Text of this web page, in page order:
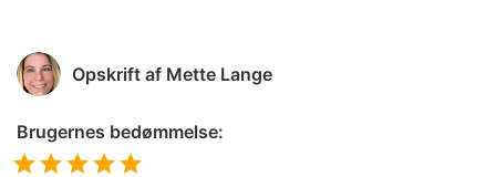
Opskrift af Mette Lange
Brugernes bedømmelse: